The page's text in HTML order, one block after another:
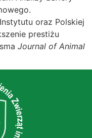
oraz Polskiej
prestiżu
Journal of Animal